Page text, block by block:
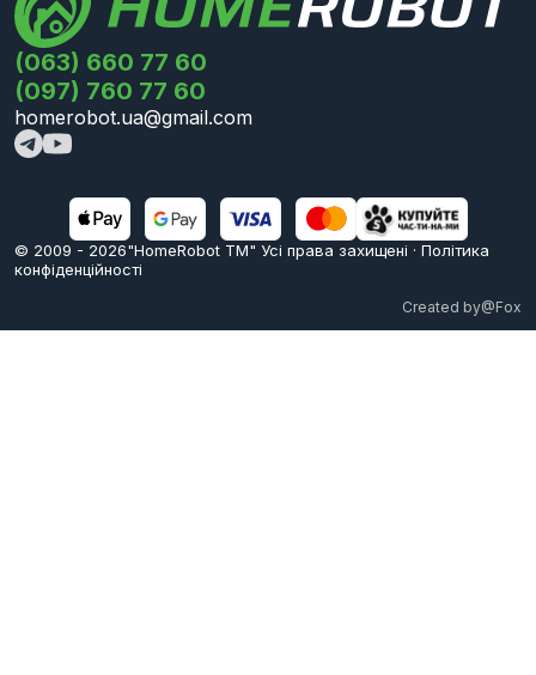
(063) 660 77 60
(097) 760 77 60
homerobot.ua@gmail.com
© 2009 - 2026"HomeRobot ТМ" Усi права захищені · Політика
конфіденційності
Created by@Fox